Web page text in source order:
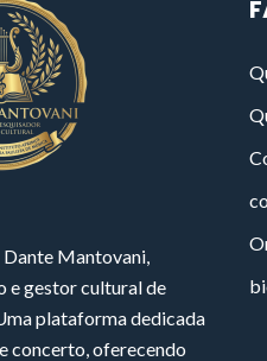
Mantovani,
e gestor cultural de
plataforma dedicada
concerto, oferecendo